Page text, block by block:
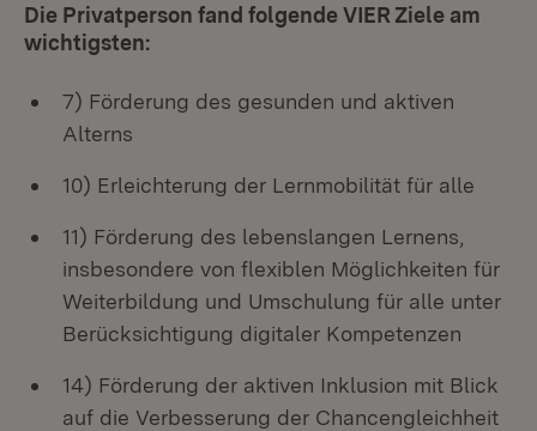
Die Privatperson fand folgende VIER Ziele am
wichtigsten:
7) Förderung des gesunden und aktiven
Alterns
10) Erleichterung der Lernmobilität für alle
11) Förderung des lebenslangen Lernens,
insbesondere von flexiblen Möglichkeiten für
Weiterbildung und Umschulung für alle unter
Berücksichtigung digitaler Kompetenzen
14) Förderung der aktiven Inklusion mit Blick
auf die Verbesserung der Chancengleichheit